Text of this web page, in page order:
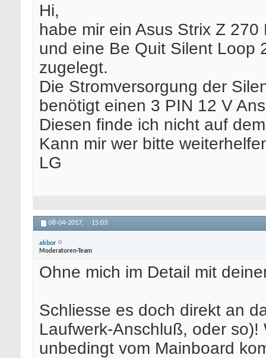
Hi,
habe mir ein Asus Strix Z 270
und eine Be Quit Silent Loop
zugelegt.
Die Stromversorgung der
benötigt einen 3 PIN 12 V
Diesen finde ich nicht auf
Kann mir wer bitte
LG
08-04-2017, 15:03
akbor
Moderatoren-Team
Ohne mich im Detail mit
Schliesse es doch direkt an
Laufwerk-Anschluß, oder
unbedingt vom Mainboard